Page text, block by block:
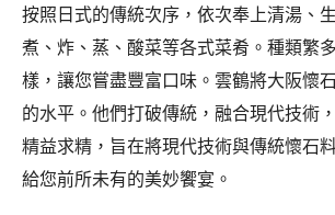
按照日式的傳統次序，依次奉上清湯、
煮、炸、蒸、酸菜等各式菜肴。種類繁
樣，讓您嘗盡豐富口味。雲鶴將大阪懷
的水平。他們打破傳統，融合現代技術
精益求精，旨在將現代技術與傳統懷石
給您前所未有的美妙饗宴。